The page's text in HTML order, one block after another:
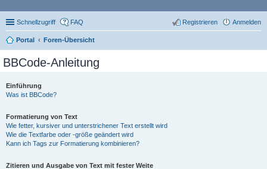
Schnellzugriff FAQ Anmelden
Registrieren
Portal Foren-Übersicht
BBCode-Anleitung
Einführung
Was ist BBCode?
Formatierung von Text
Wie fetter, kursiver und unterstrichener Text erstellt wird
Wie die Textfarbe oder -größe geändert wird
Kann ich Tags zur Formatierung kombinieren?
Zitieren und Ausgabe von Text mit fester Weite